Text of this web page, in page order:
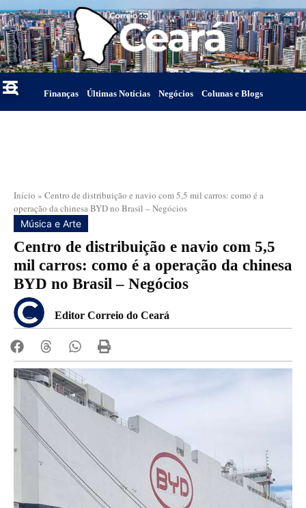
Finanças Últimas Notícias Negócios Colunas e Blogs
Início » Centro de distribuição e navio com 5,5 mil carros: como é a
operação da chinesa BYD no Brasil – Negócios
Música e Arte
Centro de distribuição e navio com 5,5
mil carros: como é a operação da chinesa
BYD no Brasil – Negócios
Editor Correio do Ceará